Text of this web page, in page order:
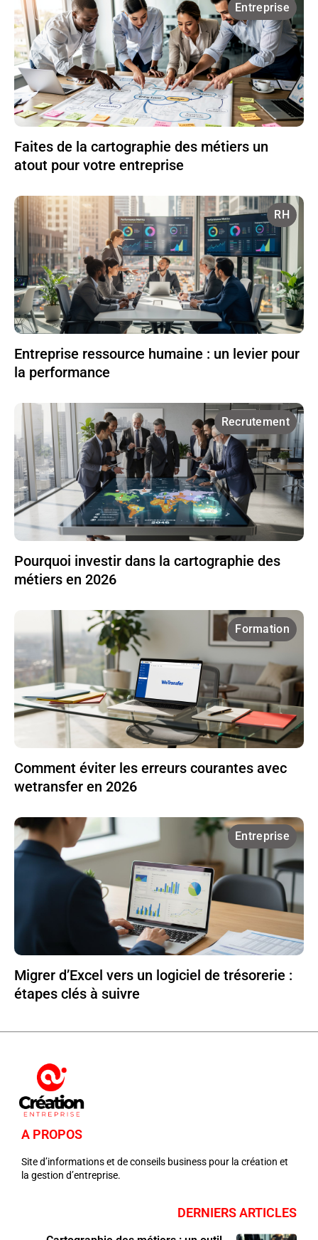
Entreprise
Faites de la cartographie des métiers un
atout pour votre entreprise
RH
Entreprise ressource humaine : un levier pour
la performance
Recrutement
Pourquoi investir dans la cartographie des
métiers en 2026
Formation
Comment éviter les erreurs courantes avec
wetransfer en 2026
Entreprise
Migrer d’Excel vers un logiciel de trésorerie :
étapes clés à suivre
A PROPOS
Site d’informations et de conseils business pour la création et
la gestion d’entreprise.
DERNIERS ARTICLES